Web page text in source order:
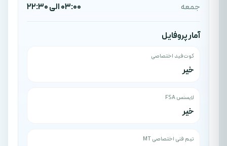
جمعه 03:00 الی 22:30
آمار پروفایل
کوت‌فید اختصاصی
خیر
لایسنس FSA
خیر
تیم فنی اختصاصی MT